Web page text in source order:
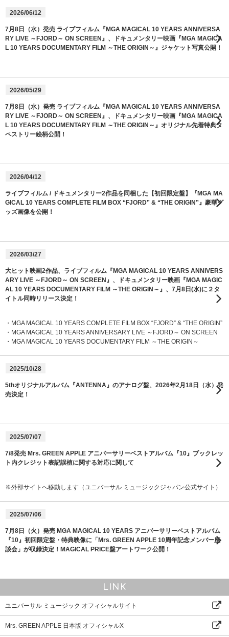
2026/06/12
7月8日（水）発売 ライブフィルム『MGA MAGICAL 10 YEARS ANNIVERSA
RY LIVE ～FJORD～ ON SCREEN』、ドキュメンタリー映画『MGA MAGICA
L 10 YEARS DOCUMENTARY FILM ～THE ORIGIN～』ジャケット写真公開！
2026/05/29
7月8日（水）発売 ライブフィルム『MGA MAGICAL 10 YEARS ANNIVERSA
RY LIVE ～FJORD～ ON SCREEN』、ドキュメンタリー映画『MGA MAGICA
L 10 YEARS DOCUMENTARY FILM ～THE ORIGIN～』オリジナル先着特典タ
ペストリー絵柄公開！
2026/04/12
ライブフィルム / ドキュメンタリー2作品を同梱した【初回限定盤】『MGA MA
GICAL 10 YEARS COMPLETE FILM BOX “FJORD” & “THE ORIGIN”』豪華グ
ッズ画像を公開！
2026/03/27
大ヒット映画2作品、ライブフィルム『MGA MAGICAL 10 YEARS ANNIVERS
ARY LIVE ～FJORD～ ON SCREEN』、ドキュメンタリー映画『MGA MAGIC
AL 10 YEARS DOCUMENTARY FILM ～THE ORIGIN～』、7月8日(水)に２タ
イトル同時リリース決定！
・MGA MAGICAL 10 YEARS COMPLETE FILM BOX “FJORD” & “THE ORIGIN”
・MGA MAGICAL 10 YEARS ANNIVERSARY LIVE ～FJORD～ ON SCREEN
・MGA MAGICAL 10 YEARS DOCUMENTARY FILM ～THE ORIGIN～
2025/10/28
5thオリジナルアルバム『ANTENNA』のアナログ盤、2026年2月18日（水）発
売決定！
2025/07/07
7/8発売 Mrs. GREEN APPLE アニバーサリーベストアルバム『10』ブックレッ
ト内クレジット表記誤植に関する対応に関して
※外部サイトへ移動します（ユニバーサル ミュージックジャパン公式サイト）
2025/07/06
7月8日（火）発売 MGA MAGICAL 10 YEARS アニバーサリーベストアルバム
『10』初回限定盤・特典映像に「Mrs. GREEN APPLE 10周年記念メンバー座
談会」が収録決定！MAGICAL PRICE盤アートワーク公開！
LINK
ユニバーサル ミュージック オフィシャルサイト
Mrs. GREEN APPLE 日本版 オフィシャルX